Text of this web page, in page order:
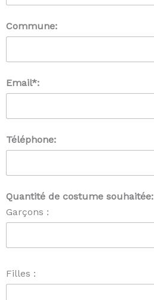
Commune:
Email*:
Téléphone:
Quantité de costume souhaitée:
Garçons :
Filles :